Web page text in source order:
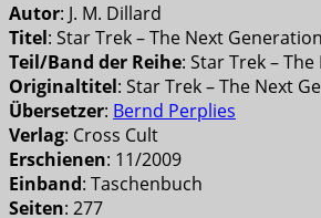
Autor: J. M. Dillard
Titel: Star Trek – The Next
Teil/Band der Reihe: Star Trek –
Originaltitel: Star Trek – The Next
Übersetzer: Bernd Perplies
Verlag: Cross Cult
Erschienen: 11/2009
Einband: Taschenbuch
Seiten: 277